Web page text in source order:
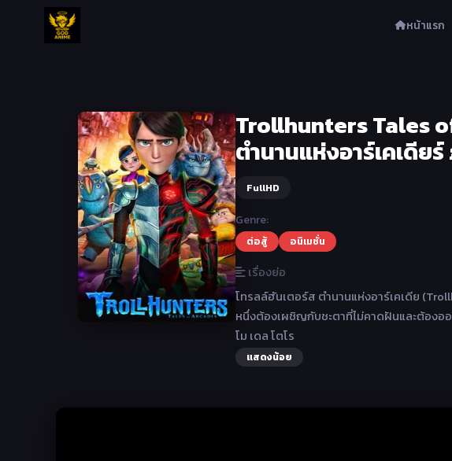
หน้าแรก
Trollhunters Tales
ตำนานแห่งอาร์เคเดีย
FullHD
Genre:
ต่อสู้ อนิเมชั่น
เรื่องย่อ
โทรลล์ฮันเตอร์ส ตำนานแห่งอาร์เคเดีย
หนึ่งต้องเผชิญกับชะตาที่ไม่คาดฝันและต้องอ
โม เดล โตโร
แสดงน้อย